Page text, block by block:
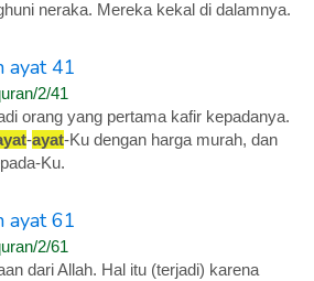
neraka. Mereka kekal di dalamnya.
ayat 41
2/41
orang yang pertama kafir kepadanya.
-ayat-Ku dengan harga murah, dan
Ku.
ayat 61
2/61
dari Allah. Hal itu (terjadi) karena